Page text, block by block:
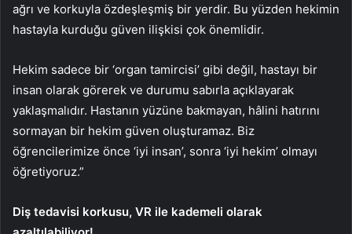
ağrı ve korkuyla özdeşleşmiş bir yerdir. Bu yüzden hekimin
hastayla kurduğu güven ilişkisi çok önemlidir.
Hekim sadece bir ‘organ tamircisi’ gibi değil, hastayı bir
insan olarak görerek ve durumu sabırla açıklayarak
yaklaşmalıdır. Hastanın yüzüne bakmayan, hâlini hatırını
sormayan bir hekim güven oluşturamaz. Biz
öğrencilerimize önce ‘iyi insan’, sonra ‘iyi hekim’ olmayı
öğretiyoruz.”
Diş tedavisi korkusu, VR ile kademeli olarak